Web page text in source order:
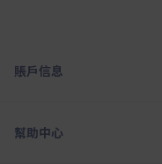
賬戶信息
幫助中心